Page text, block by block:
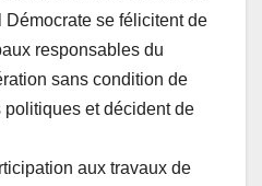
se félicitent de
responsables du
sans condition de
et décident de
aux travaux de